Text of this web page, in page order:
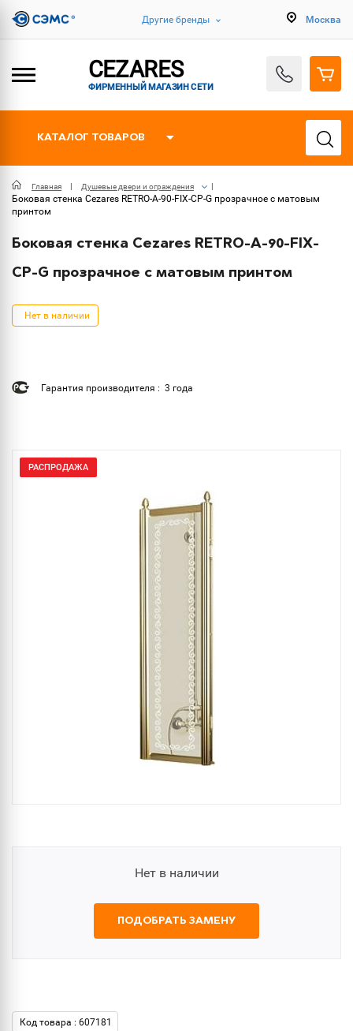
Другие бренды Москва
CEZARES
ФИРМЕННЫЙ МАГАЗИН СЕТИ
КАТАЛОГ ТОВАРОВ
Главная Душевые двери и ограждения
Боковая стенка Cezares RETRO-A-90-FIX-CP-G прозрачное с матовым
принтом
Боковая стенка Cezares RETRO-A-90-FIX-
CP-G прозрачное с матовым принтом
Нет в наличии
Гарантия производителя : 3 года
РАСПРОДАЖА
Нет в наличии
ПОДОБРАТЬ ЗАМЕНУ
Код товара : 607181